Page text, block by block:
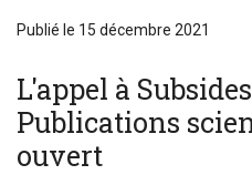
Publié le 15 décembre 2021
L'appel à
Publications
ouvert